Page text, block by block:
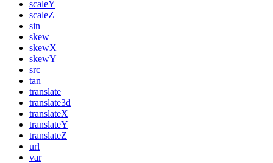
scaleY
scaleZ
sin
skew
skewX
skewY
src
tan
translate
translate3d
translateX
translateY
translateZ
url
var